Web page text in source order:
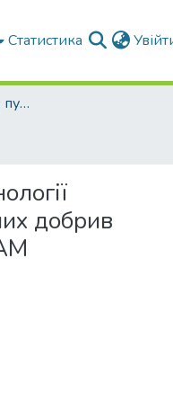
Статистика
Конференції, збірки, публікації молодих вчених і здобувачів : магістрів, бакалаврів, аспірантів.
добрив